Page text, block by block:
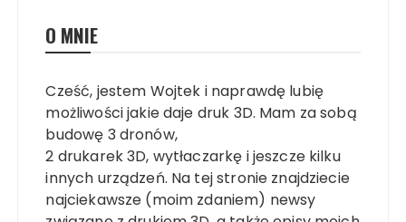
O MNIE
Cześć, jestem Wojtek i naprawdę lubię
możliwości jakie daje druk 3D. Mam za sobą
budowę 3 dronów,
2 drukarek 3D, wytłaczarkę i jeszcze kilku
innych urządzeń. Na tej stronie znajdziecie
najciekawsze (moim zdaniem) newsy